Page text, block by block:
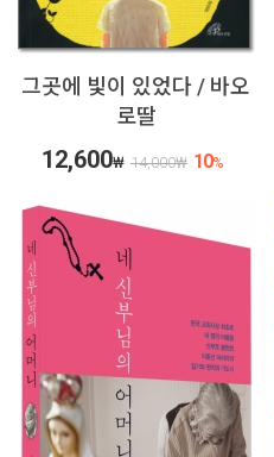
그곳에 빛이 있었다 / 바오
로딸
12,600₩ 14,000₩ 10%